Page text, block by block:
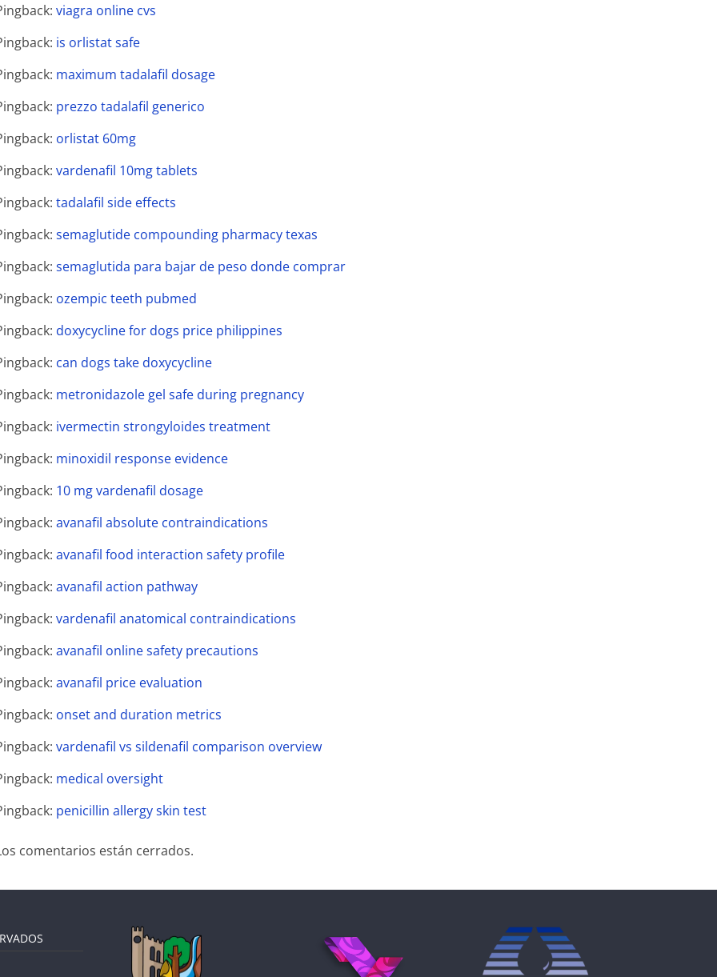
viagra online cvs
is orlistat safe
maximum tadalafil dosage
prezzo tadalafil generico
orlistat 60mg
vardenafil 10mg tablets
tadalafil side effects
semaglutide compounding pharmacy texas
semaglutida para bajar de peso donde comprar
ozempic teeth pubmed
doxycycline for dogs price philippines
can dogs take doxycycline
metronidazole gel safe during pregnancy
ivermectin strongyloides treatment
minoxidil response evidence
10 mg vardenafil dosage
avanafil absolute contraindications
avanafil food interaction safety profile
avanafil action pathway
vardenafil anatomical contraindications
avanafil online safety precautions
avanafil price evaluation
onset and duration metrics
vardenafil vs sildenafil comparison overview
medical oversight
penicillin allergy skin test
comentarios están cerrados.